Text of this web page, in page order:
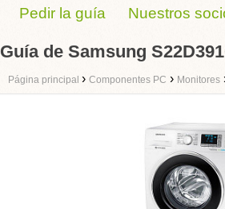
Pedir la guía
Nuestros
Guía de Samsung
Página principal › Componentes PC › Monitores